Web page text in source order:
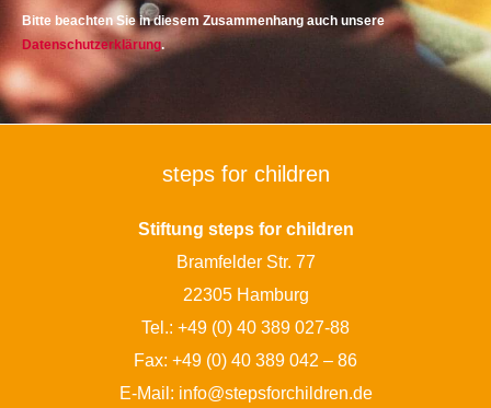
Bitte beachten Sie in diesem Zusammenhang auch unsere
Datenschutzerklärung.
steps for children
Stiftung steps for children
Bramfelder Str. 77
22305 Hamburg
Tel.: +49 (0) 40 389 027-88
Fax: +49 (0) 40 389 042 – 86
E-Mail: info@stepsforchildren.de